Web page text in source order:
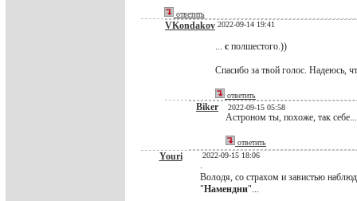
ответить
VKondakov 2022-09-14 19:41
... с полшестого.))
Спасибо за твой голос. Надеюсь,
ответить
Biker 2022-09-15 05:58
Астроном ты, похоже, так
ответить
Youri 2022-09-15 18:06
.
Володя, со страхом и завистью
"Намендни"...